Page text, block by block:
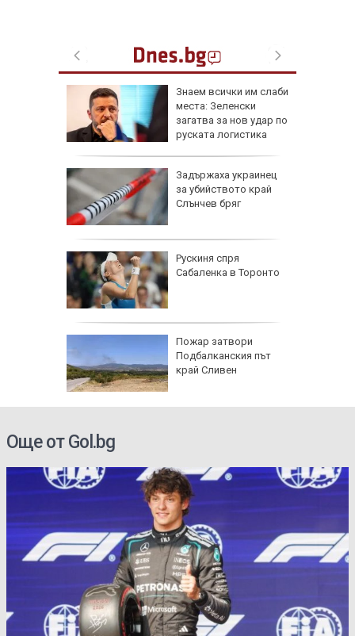
Знаем всички им слаби
места: Зеленски
загатва за нов удар по
руската логистика
Задържаха украинец
за убийството край
Слънчев бряг
Рускиня спря
Сабаленка в Торонто
Пожар затвори
Подбалканския път
край Сливен
Още от Gol.bg